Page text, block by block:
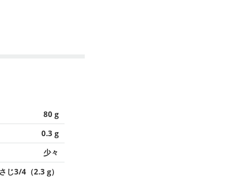
80 g
0.3 g
少々
じ3/4（2.3 g）